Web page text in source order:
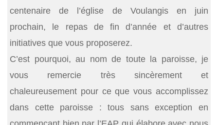
centenaire de l’église de Voulangis en juin
prochain, le repas de fin d’année et d’autres
initiatives que vous proposerez.
C’est pourquoi, au nom de toute la paroisse, je
vous remercie très sincèrement et
chaleureusement pour ce que vous accomplissez
dans cette paroisse : tous sans exception en